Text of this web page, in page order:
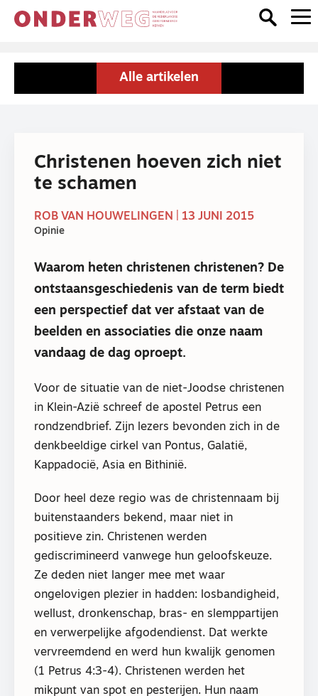
Alle artikelen
Christenen hoeven zich niet
te schamen
ROB VAN HOUWELINGEN | 13 JUNI 2015
Opinie
Waarom heten christenen christenen? De
ontstaansgeschiedenis van de term biedt
een perspectief dat ver afstaat van de
beelden en associaties die onze naam
vandaag de dag oproept.
Voor de situatie van de niet-Joodse christenen
in Klein-Azië schreef de apostel Petrus een
rondzendbrief. Zijn lezers bevonden zich in de
denkbeeldige cirkel van Pontus, Galatië,
Kappadocië, Asia en Bithinië.
Door heel deze regio was de christennaam bij
buitenstaanders bekend, maar niet in
positieve zin. Christenen werden
gediscrimineerd vanwege hun geloofskeuze.
Ze deden niet langer mee met waar
ongelovigen plezier in hadden: losbandigheid,
wellust, dronkenschap, bras- en slemppartijen
en verwerpelijke afgodendienst. Dat werkte
vervreemdend en werd hun kwalijk genomen
(1 Petrus 4:3-4). Christenen werden het
mikpunt van spot en pesterijen. Hun naam